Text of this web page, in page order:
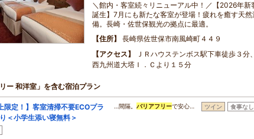
＼館内・客室続々リニューアル中！／【2026年新
誕生】7月にも新たな客室が登場！疲れを癒す天
備。長崎・佐世保観光の拠点に最適。
住所
長崎県佐世保市南風崎町４４９
アクセス
ＪＲハウステンボス駅下車徒歩３分、
西九州道大塔Ｉ．Ｃより１５分
リー 和洋室」を含む宿泊プラン
限定！】客室清掃不要ECOプラ
＜小学生添い寝無料＞
…間隔。 バリアフリーで安心… ツイン 食事なし